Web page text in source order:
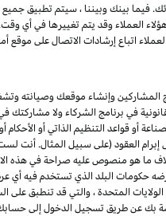
فيما بينك وبيننا ، سيتم تطبيق
العملاء وقد يتم تغييرها في أي
اتباع إرشادات الاتصال على
وإنشاء موقعك وصيانته
في برنامج الشركاء ولا مشاركتك
أو قواعد التنظيم الذاتي أو
إبرام العقود (على سبيل المثال.
ما هو منصوص عليه صراحة في هذه
حكومات البلد الذي تستخدم فيه
المتحدة ، والتي قد تنطبق
بك عن طريق تسجيل الدخول إلى